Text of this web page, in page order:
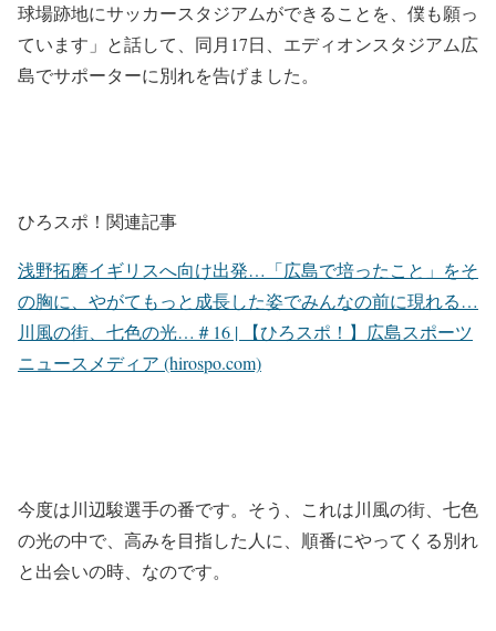
球場跡地にサッカースタジアムができることを、僕も願っ
ています」と話して、同月17日、エディオンスタジアム広
島でサポーターに別れを告げました。
ひろスポ！関連記事
浅野拓磨イギリスへ向け出発…「広島で培ったこと」をそ
の胸に、やがてもっと成長した姿でみんなの前に現れる…
川風の街、七色の光…＃16 | 【ひろスポ！】広島スポーツ
ニュースメディア (hirospo.com)
今度は川辺駿選手の番です。そう、これは川風の街、七色
の光の中で、高みを目指した人に、順番にやってくる別れ
と出会いの時、なのです。